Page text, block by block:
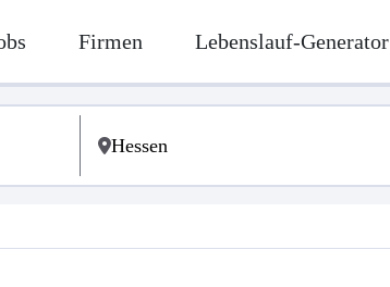
Firmen Lebenslauf-Generator